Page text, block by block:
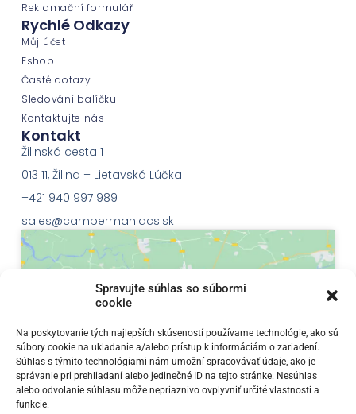
Spravujte súhlas so súbormi
cookie
Na poskytovanie tých najlepších skúseností používame technológie, ako sú
súbory cookie na ukladanie a/alebo prístup k informáciám o zariadení.
Súhlas s týmito technológiami nám umožní spracovávať údaje, ako je
správanie pri prehliadaní alebo jedinečné ID na tejto stránke. Nesúhlas
alebo odvolanie súhlasu môže nepriaznivo ovplyvniť určité vlastnosti a
funkcie.
Reklamační formulář
Rychlé Odkazy
Můj účet
Eshop
Časté dotazy
Sledování balíčku
Kontaktujte nás
Kontakt
Žilinská cesta 1
013 11, Žilina – Lietavská Lúčka
+421 940 997 989
sales@campermaniacs.sk
Klepnutím přijměte marketingové soubory
cookie a povolte tento obsah